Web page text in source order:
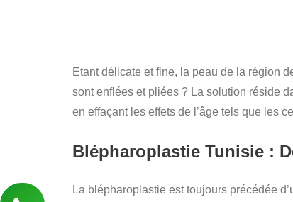
Etant délicate et fine, la peau de la région
sont enflées et pliées ? La solution réside
en effaçant les effets de l’âge tels que les
Blépharoplastie Tunisie :
La blépharoplastie est toujours précédée